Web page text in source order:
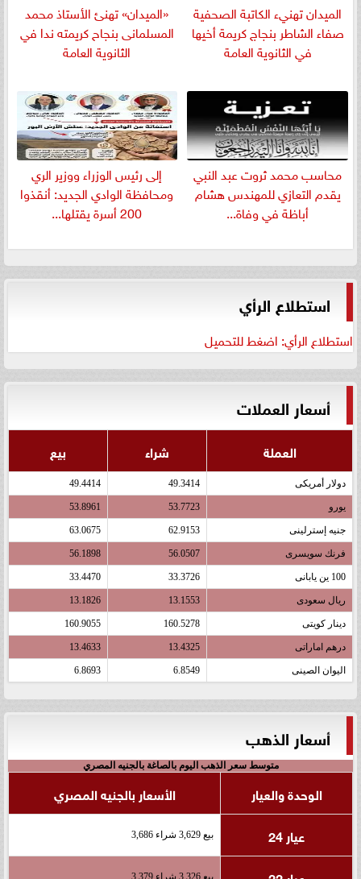
الميدان تهنيء الكاتبة الصحفية
صفاء الشاطر بنجاج كريمة أخيها
في الثانوية العامة
«الميدان» تهنئ الأستاذ محمد
المسلمانى بنجاح كريمته ندا في
الثانوية العامة
​محاسب محمد ثروت عبد النبي
يقدم التعازي للمهندس هشام
أباظة في وفاة...
إلى رئيس الوزراء ووزير الري
ومحافظة الوادي الجديد: أنقذوا
200 أسرة يقتلها...
استطلاع الرأي
استطلاع الرأي: اضغط للتحميل
أسعار العملات
العملة شراء بيع
دولار أمريكى 49.3414
49.4414
يورو 53.7723
53.8961
جنيه إسترلينى 62.9153
63.0675
فرنك سويسرى 56.0507
56.1898
100 ين يابانى 33.3726
33.4470
ريال سعودى 13.1553
13.1826
دينار كويتى 160.5278
160.9055
درهم اماراتى 13.4325
13.4633
اليوان الصينى 6.8549
6.8693
أسعار الذهب
متوسط سعر الذهب اليوم بالصاغة بالجنيه المصري
الوحدة والعيار
الأسعار بالجنيه المصري
عيار 24
بيع 3,629 شراء 3,686
بيع 3,326 شراء 3,379